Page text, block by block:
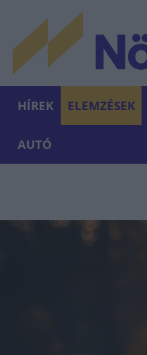
HÍREK ELEMZÉSEK
AUTÓ